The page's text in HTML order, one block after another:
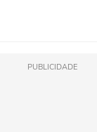
PUBLICIDADE